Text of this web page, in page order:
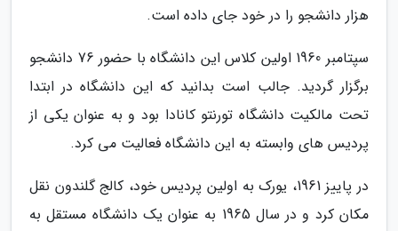
هزار دانشجو را در خود جای داده است.
سپتامبر 1960 اولین کلاس این دانشگاه با حضور 76 دانشجو
برگزار گردید. جالب است بدانید که این دانشگاه در ابتدا
تحت مالکیت دانشگاه تورنتو کانادا بود و به عنوان یکی از
پردیس های وابسته به این دانشگاه فعالیت می کرد.
در پاییز 1961، یورک به اولین پردیس خود، کالج گلندون نقل
مکان کرد و در سال 1965 به عنوان یک دانشگاه مستقل به